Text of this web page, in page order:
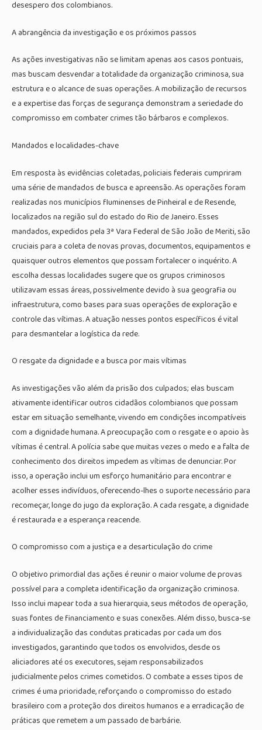
desespero dos colombianos.
A abrangência da investigação e os próximos passos
As ações investigativas não se limitam apenas aos casos pontuais,
mas buscam desvendar a totalidade da organização criminosa, sua
estrutura e o alcance de suas operações. A mobilização de recursos
e a expertise das forças de segurança demonstram a seriedade do
compromisso em combater crimes tão bárbaros e complexos.
Mandados e localidades-chave
Em resposta às evidências coletadas, policiais federais cumpriram
uma série de mandados de busca e apreensão. As operações foram
realizadas nos municípios fluminenses de Pinheiral e de Resende,
localizados na região sul do estado do Rio de Janeiro. Esses
mandados, expedidos pela 3ª Vara Federal de São João de Meriti, são
cruciais para a coleta de novas provas, documentos, equipamentos e
quaisquer outros elementos que possam fortalecer o inquérito. A
escolha dessas localidades sugere que os grupos criminosos
utilizavam essas áreas, possivelmente devido à sua geografia ou
infraestrutura, como bases para suas operações de exploração e
controle das vítimas. A atuação nesses pontos específicos é vital
para desmantelar a logística da rede.
O resgate da dignidade e a busca por mais vítimas
As investigações vão além da prisão dos culpados; elas buscam
ativamente identificar outros cidadãos colombianos que possam
estar em situação semelhante, vivendo em condições incompatíveis
com a dignidade humana. A preocupação com o resgate e o apoio às
vítimas é central. A polícia sabe que muitas vezes o medo e a falta de
conhecimento dos direitos impedem as vítimas de denunciar. Por
isso, a operação inclui um esforço humanitário para encontrar e
acolher esses indivíduos, oferecendo-lhes o suporte necessário para
recomeçar, longe do jugo da exploração. A cada resgate, a dignidade
é restaurada e a esperança reacende.
O compromisso com a justiça e a desarticulação do crime
O objetivo primordial das ações é reunir o maior volume de provas
possível para a completa identificação da organização criminosa.
Isso inclui mapear toda a sua hierarquia, seus métodos de operação,
suas fontes de financiamento e suas conexões. Além disso, busca-se
a individualização das condutas praticadas por cada um dos
investigados, garantindo que todos os envolvidos, desde os
aliciadores até os executores, sejam responsabilizados
judicialmente pelos crimes cometidos. O combate a esses tipos de
crimes é uma prioridade, reforçando o compromisso do estado
brasileiro com a proteção dos direitos humanos e a erradicação de
práticas que remetem a um passado de barbárie.